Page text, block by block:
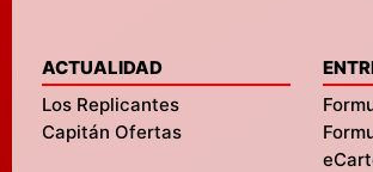
ACTUALIDAD
Los Replicantes
Capitán Ofertas